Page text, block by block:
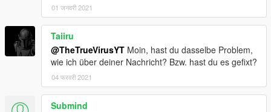
01 जनवरी 2021
Taiiru
@TheTrueVirusYT Moin, hast du dasselbe Problem,
wie ich über deiner Nachricht? Bzw. hast du es gefixt?
04 फरवरी 2021
Submind